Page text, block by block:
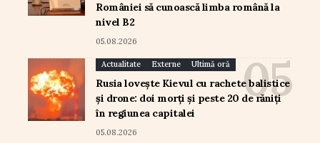
României să cunoască limba română la
nivel B2
05.08.2026
Actualitate Externe Ultimă oră
Rusia lovește Kievul cu rachete balistice
și drone: doi morți și peste 20 de răniți
în regiunea capitalei
05.08.2026